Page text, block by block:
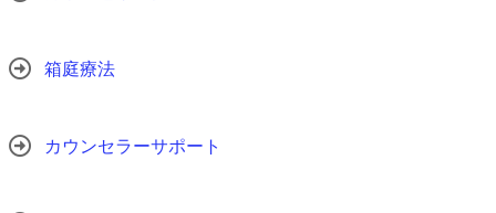
箱庭療法
カウンセラーサポート